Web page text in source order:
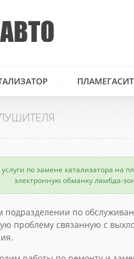
по замене катализатора на
электронную обманку лямбда-
подразделении по
проблему связанную с